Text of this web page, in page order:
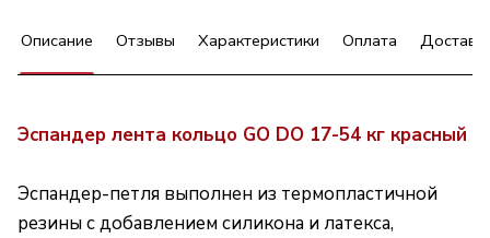
Описание Отзывы Характеристики Оплата
Эспандер лента кольцо GO DO 17-54 кг красный
Эспандер-петля выполнен из термопластичной
резины с добавлением силикона и латекса,